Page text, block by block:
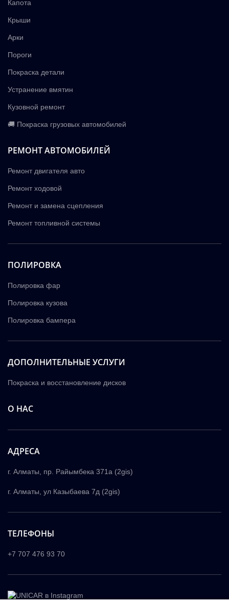
Капота
Крыши
Арки
Пороги
Покраска детали
Устранение вмятин
Кузовной ремонт
🚚 Покраска грузовых автомобилей
РЕМОНТ АВТОМОБИЛЕЙ
Ремонт двигателя авто
Ремонт ходовой
Ремонт и замена сцепления
Ремонт топливной системы
ПОЛИРОВКА
Полировка фар
Полировка кузова
Полировка бампера
ДОПОЛНИТЕЛЬНЫЕ УСЛУГИ
Покраска и восстановление дисков
О НАС
АДРЕСА
г. Алматы, пр. Райымбека 371а (2gis)
г. Алматы, ул Казыбаева 7д (2gis)
ТЕЛЕФОНЫ
+7 707 476 93 70